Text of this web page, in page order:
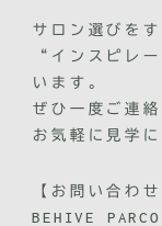
サロン選びを
“インスピレ
います。
ぜひ一度ご連
お気軽に見学
【お問い合わせ
BEHIVE